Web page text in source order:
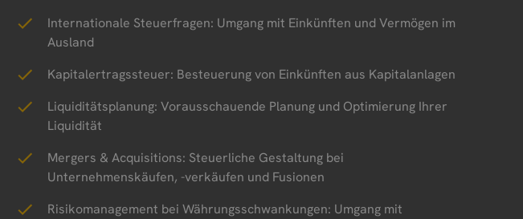
Internationale Steuerfragen: Umgang mit Einkünften und Vermögen im
Ausland
Kapitalertragssteuer: Besteuerung von Einkünften aus Kapitalanlagen
Liquiditätsplanung: Vorausschauende Planung und Optimierung Ihrer
Liquidität
Mergers & Acquisitions: Steuerliche Gestaltung bei
Unternehmenskäufen, -verkäufen und Fusionen
Risikomanagement bei Währungsschwankungen: Umgang mit